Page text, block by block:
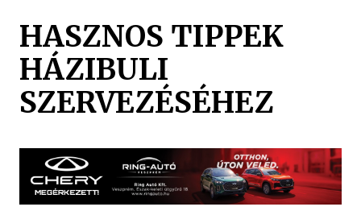
HASZNOS TIPPEK
HÁZIBULI
SZERVEZÉSÉHEZ